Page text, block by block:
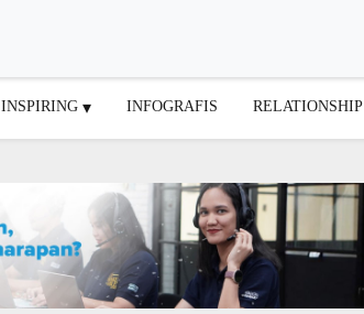
INSPIRING INFOGRAFIS RELATIONSHIP